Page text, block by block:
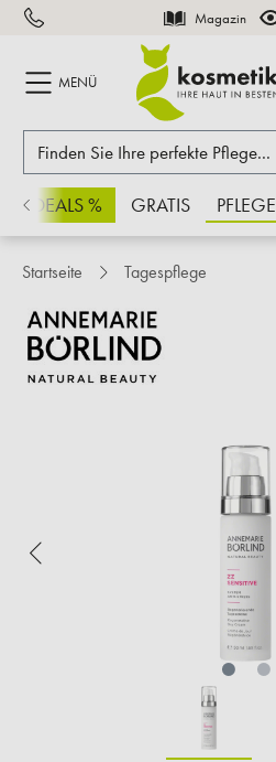
springen Magazin
MENÜ
% GRATIS PFLEGE
Startseite Tagespflege